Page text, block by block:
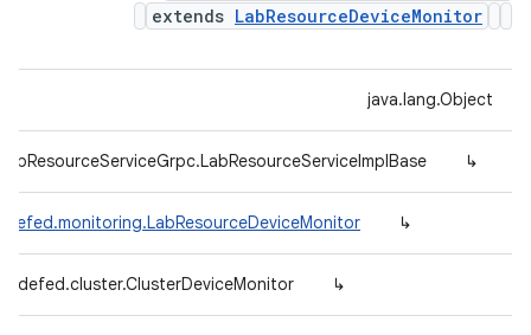
extends LabResourceDeviceMonitor
java.lang.Object
↳
↳
↳